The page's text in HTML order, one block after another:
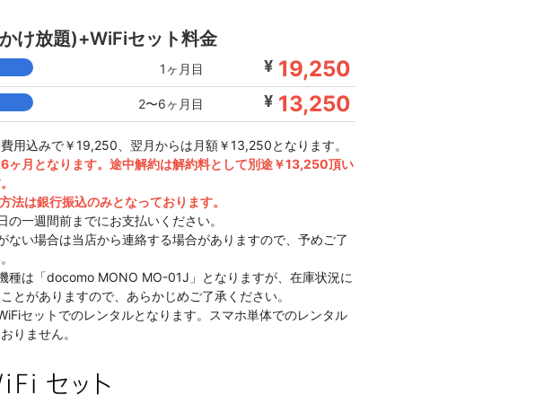
け放題)+WiFiセット料金
1ヶ月目 ¥ 19,250
2〜6ヶ月目 ¥ 13,250
用込みで￥19,250、翌月からは月額￥13,250となります。
ヶ月となります。途中解約は解約料として別途￥13,250頂い
法は銀行振込のみとなっております。
の一週間前までにお支払いください。
ない場合は当店から連絡する場合がありますので、予めご了
種は「docomo MONO MO-01J」となりますが、在庫状況に
とがありますので、あらかじめご了承ください。
セットでのレンタルとなります。スマホ単体でのレンタル
りません。